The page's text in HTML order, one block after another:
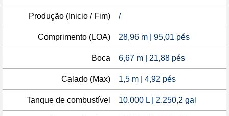
Produção (Inicio / Fim) /
Comprimento (LOA) 28,96 m | 95,01 pés
Boca 6,67 m | 21,88 pés
Calado (Max) 1,5 m | 4,92 pés
Tanque de combustível 10.000 L | 2.250,2 gal